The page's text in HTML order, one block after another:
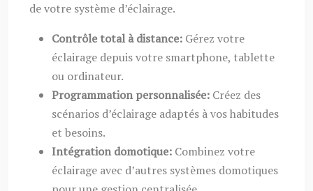
de votre système d’éclairage.
Contrôle total à distance: Gérez votre
éclairage depuis votre smartphone, tablette
ou ordinateur.
Programmation personnalisée: Créez des
scénarios d’éclairage adaptés à vos habitudes
et besoins.
Intégration domotique: Combinez votre
éclairage avec d’autres systèmes domotiques